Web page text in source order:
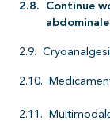
Continue